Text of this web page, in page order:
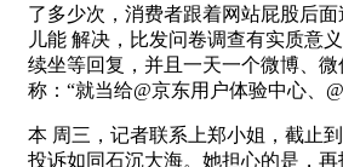
了多少次，消费者跟着网站屁股后
儿能 解决，比发问卷调查有实质意
续坐等回复，并且一天一个微博、
称：“就当给@京东用户体验中心、
本 周三，记者联系上郑小姐，截止
投诉如同石沉大海。她担心的是，再